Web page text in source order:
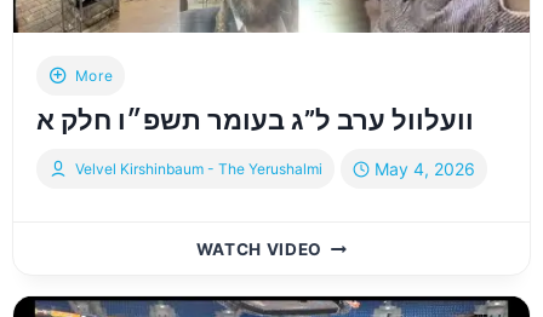
More
וועלוול ערב ל”ג בעומר תשפ״ו חלק א
Velvel Kirshinbaum - The Yerushalmi May 4, 2026
WATCH VIDEO וועלוול
ל”ג